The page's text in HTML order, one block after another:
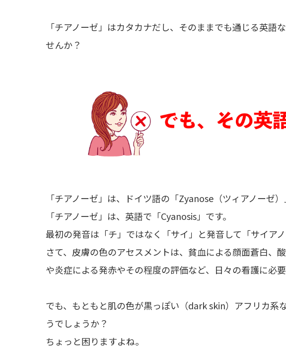
「チアノーゼ」はカタカナだし、そのままでも通じる英語
せんか？
「チアノーゼ」は、ドイツ語の「Zyanose（ツィアノーゼ）
「チアノーゼ」は、英語で「Cyanosis」です。
最初の発音は「チ」ではなく「サイ」と発音して「サイア
さて、皮膚の色のアセスメントは、貧血による顔面蒼白、
や炎症による発赤やその程度の評価など、日々の看護に必要
でも、もともと肌の色が黒っぽい（dark skin）アフリカ系
うでしょうか？
ちょっと困りますよね。